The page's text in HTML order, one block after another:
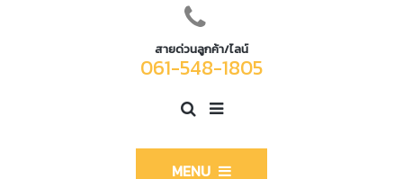
สายด่วนลูกค้า/ไลน์
061-548-1805
MENU